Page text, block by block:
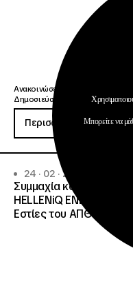
Ανακοινώσεις
Δημοσιεύσεις
Περισσότερα
24 · 02 · 2026
Συμμαχία κοινωνικής
HELLENiQ ENERGY:
Εστίες του ΑΠΘ
Μπορείτε να